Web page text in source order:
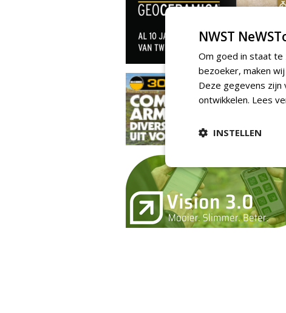
NWST
Om goed in staat te
bezoeker, maken
Deze gegevens
ontwikkelen. Lees
INSTELLEN